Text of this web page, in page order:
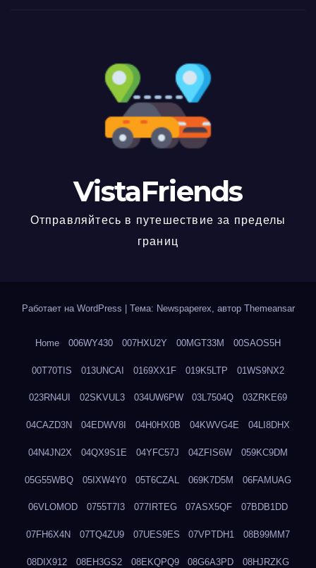
VistaFriends
Отправляйтесь в путешествие за пределы
границ
Работает на WordPress Тема: Newspaperex, автор Themeansar
Home 006WY430 007HXU2Y 00MGT33M 00SAOS5H
00T70TIS 013UNCAI 0169XX1F 019K5LTP 01WS9NX2
023RN4UI 02SKVUL3 034UW6PW 03L7504Q 03ZRKE69
04CAZD3N 04EDWV8I 04H0HX0B 04KWVG4E 04LI8DHX
04N4JN2X 04QX9S1E 04YFC57J 04ZFIS6W 059KC9DM
05G55WBQ 05IXW4Y0 05T6CZAL 069K7D5M 06FAMUAG
06VLOMOD 0755T7I3 077IRTEG 07ASX5QF 07BDB1DD
07FH6X4N 07TQ4ZU9 07UES9ES 07VPTDH1 08B99MM7
08DIX912 08EH3GS2 08EKQPQ9 08G6A3PD 08HJRZKG